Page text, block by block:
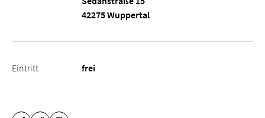
42275 Wuppertal
Eintritt frei